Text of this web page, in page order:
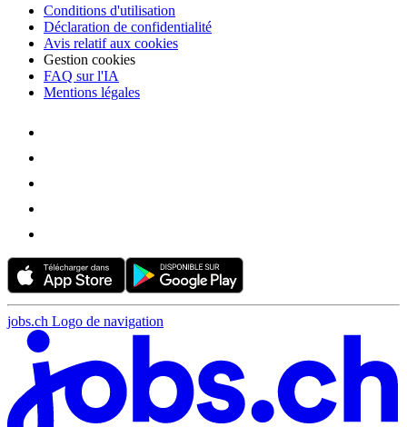
Conditions d'utilisation
Déclaration de confidentialité
Avis relatif aux cookies
Gestion cookies
FAQ sur l'IA
Mentions légales
jobs.ch Logo de navigation